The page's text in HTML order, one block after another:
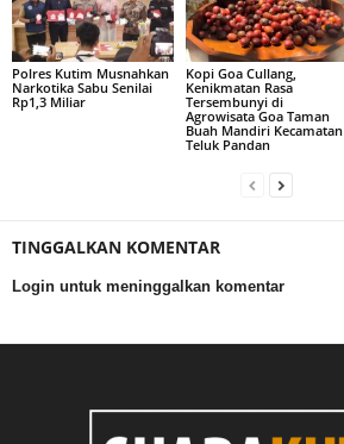
Polres Kutim Musnahkan
Narkotika Sabu Senilai
Rp1,3 Miliar
Kopi Goa Cullang,
Kenikmatan Rasa
Tersembunyi di
Agrowisata Goa Taman
Buah Mandiri Kecamatan
Teluk Pandan
TINGGALKAN KOMENTAR
Login untuk meninggalkan komentar